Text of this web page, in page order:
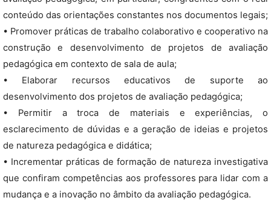
conteúdo das orientações constantes nos documentos legais;
• Promover práticas de trabalho colaborativo e cooperativo na
construção e desenvolvimento de projetos de avaliação
pedagógica em contexto de sala de aula;
• Elaborar recursos educativos de suporte ao
desenvolvimento dos projetos de avaliação pedagógica;
• Permitir a troca de materiais e experiências, o
esclarecimento de dúvidas e a geração de ideias e projetos
de natureza pedagógica e didática;
• Incrementar práticas de formação de natureza investigativa
que confiram competências aos professores para lidar com a
mudança e a inovação no âmbito da avaliação pedagógica.